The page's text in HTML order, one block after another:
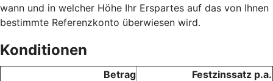
wann und in welcher Höhe Ihr Erspartes auf das von Ihnen
bestimmte Referenzkonto überwiesen wird.
Konditionen
Betrag
Festzinssatz p.a.